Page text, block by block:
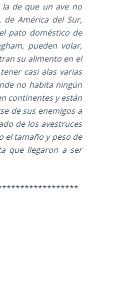
de que un ave no
América del Sur,
pato doméstico de
pueden volar,
su alimento en el
casi alas varias
no habita ningún
continentes y están
de sus enemigos a
de los avestruces
el tamaño y peso de
que llegaron a ser